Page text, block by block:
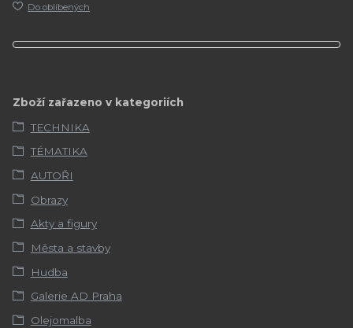
Do oblíbených
Zboží zařazeno v kategoriích
TECHNIKA
TÉMATIKA
AUTOŘI
Obrazy
Akty a figury
Města a stavby
Hudba
Galerie AD Praha
Olejomalba